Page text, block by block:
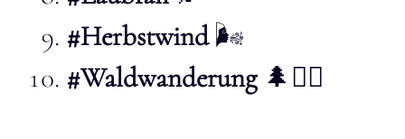
#Herbstwind🌬️
#Waldwanderung🌲🚶‍♂️